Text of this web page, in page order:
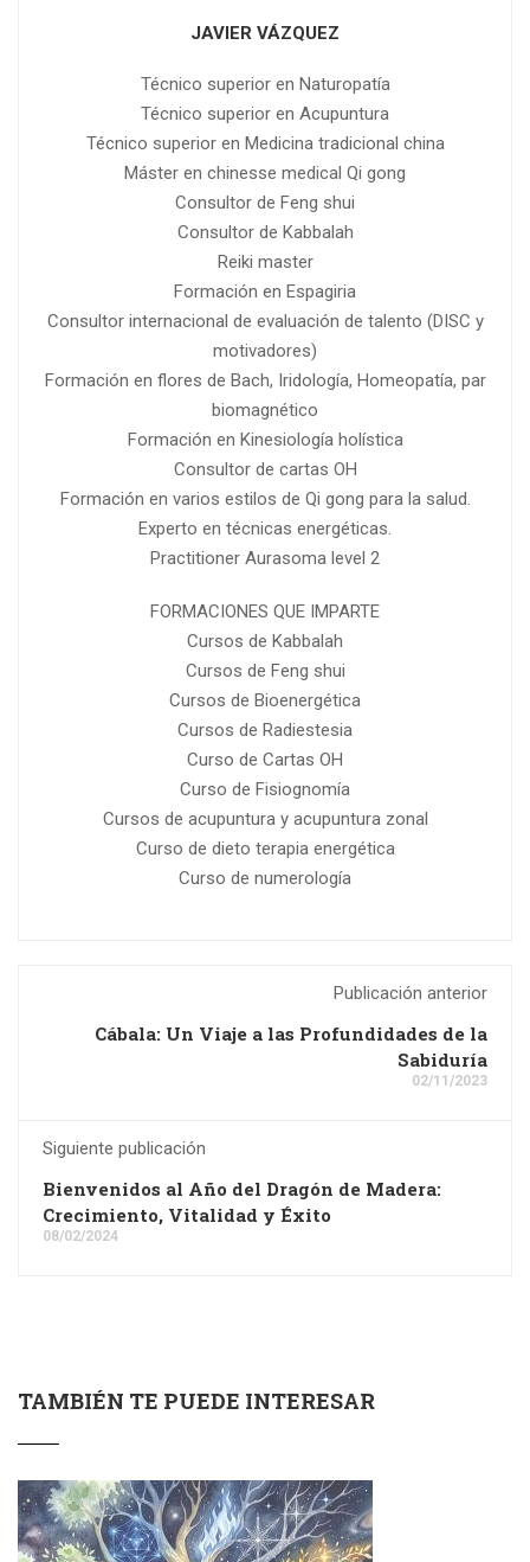
JAVIER VÁZQUEZ
Técnico superior en Naturopatía
Técnico superior en Acupuntura
Técnico superior en Medicina tradicional china
Máster en chinesse medical Qi gong
Consultor de Feng shui
Consultor de Kabbalah
Reiki master
Formación en Espagiria
Consultor internacional de evaluación de talento (DISC y
motivadores)
Formación en flores de Bach, Iridología, Homeopatía, par
biomagnético
Formación en Kinesiología holística
Consultor de cartas OH
Formación en varios estilos de Qi gong para la salud.
Experto en técnicas energéticas.
Practitioner Aurasoma level 2
FORMACIONES QUE IMPARTE
Cursos de Kabbalah
Cursos de Feng shui
Cursos de Bioenergética
Cursos de Radiestesia
Curso de Cartas OH
Curso de Fisiognomía
Cursos de acupuntura y acupuntura zonal
Curso de dieto terapia energética
Curso de numerología
Publicación anterior
Cábala: Un Viaje a las Profundidades de la
Sabiduría
02/11/2023
Siguiente publicación
Bienvenidos al Año del Dragón de Madera:
Crecimiento, Vitalidad y Éxito
08/02/2024
TAMBIÉN TE PUEDE INTERESAR